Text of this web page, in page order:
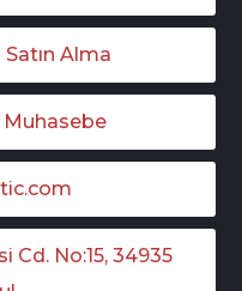
Satın Alma
Muhasebe
Cd. No:15, 34935